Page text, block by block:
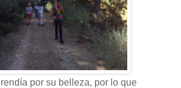
por su belleza, por lo que